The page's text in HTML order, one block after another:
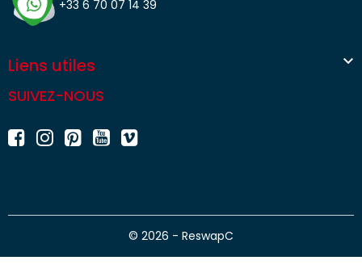
+33 6 70 07 14 39
Liens utiles 
SUIVEZ-NOUS
© 2026 - ReswapC